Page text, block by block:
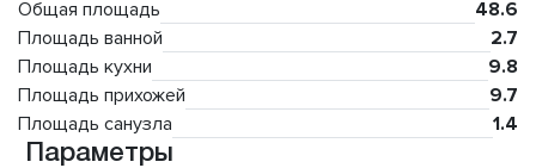
Общая площадь
48.6
Площадь ванной
2.7
Площадь кухни
9.8
Площадь прихожей
9.7
Площадь санузла
1.4
Параметры